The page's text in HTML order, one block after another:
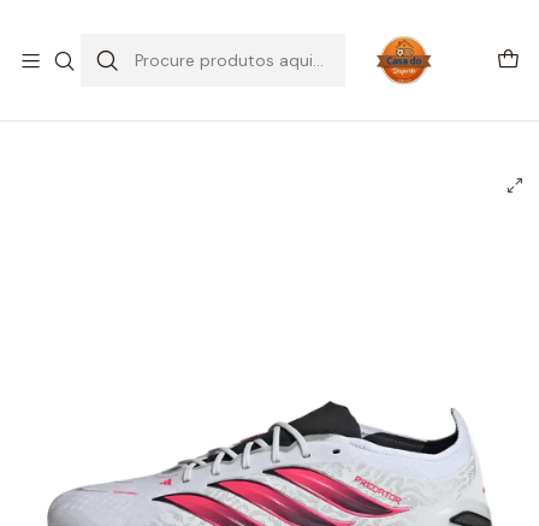
Início CHUTEIRAS
Chuteiras Campo | FG